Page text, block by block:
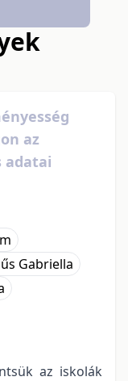
az
adatai
Gabriella
az iskolák